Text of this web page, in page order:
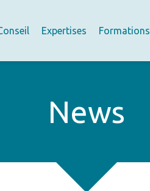
Expertises Formations
News